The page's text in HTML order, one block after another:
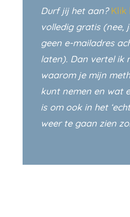
Durf jij het aan?Klik
volledig gratis (nee,
geen e-mailadres
laten). Dan vertel ik
waarom je mijn
kunt nemen en wat
is om ook in het
weer te gaan zien